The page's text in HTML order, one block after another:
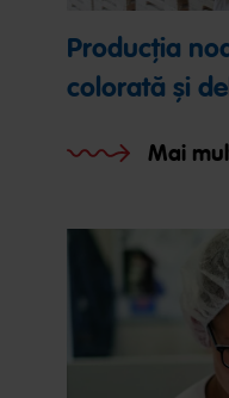
Producția
colorată și
Mai